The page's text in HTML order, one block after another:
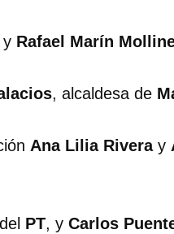
Rafael Marín
, alcaldesa de
Ana Lilia Riveray
PT, y Carlos